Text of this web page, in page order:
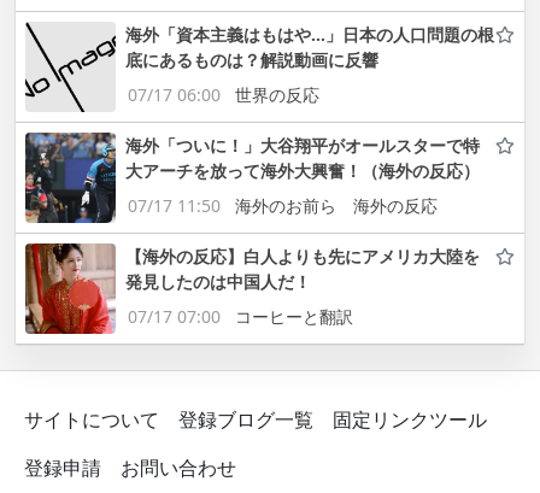
海外「資本主義はもはや…」日本の人口問題の根
底にあるものは？解説動画に反響
07/17 06:00
世界の反応
海外「ついに！」大谷翔平がオールスターで特
大アーチを放って海外大興奮！（海外の反応）
07/17 11:50
海外のお前ら 海外の反応
【海外の反応】白人よりも先にアメリカ大陸を
発見したのは中国人だ！
07/17 07:00
コーヒーと翻訳
サイトについて 登録ブログ一覧
固定リンクツール
登録申請
お問い合わせ